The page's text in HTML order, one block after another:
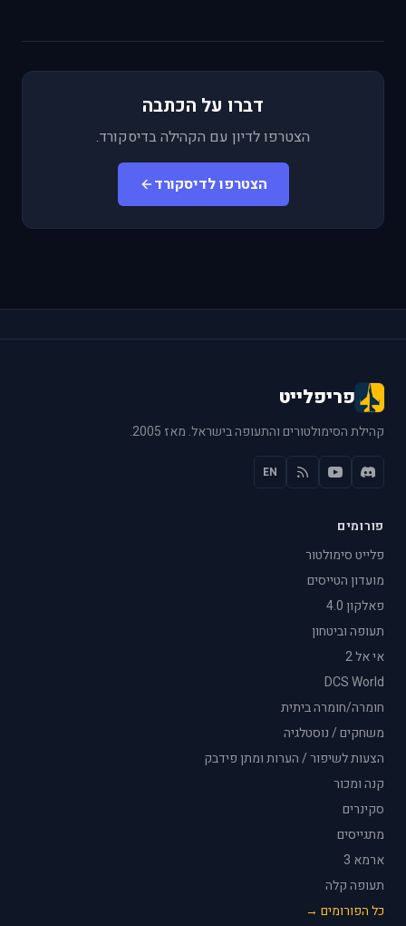
דברו על הכתבה
הצטרפו לדיון עם הקהילה בדיסקורד.
הצטרפו לדיסקורד
פריפלייט
קהילת הסימולטורים והתעופה בישראל. מאז 2005.
EN
פורומים
פלייט סימולטור
מועדון הטייסים
פאלקון 4.0
תעופה וביטחון
אי אל 2
DCS World
חומרה/חומרה ביתית
משחקים / נוסטלגיה
הצעות לשיפור / הערות ומתן פידבק
קנה ומכור
סקינרים
מתגייסים
ארמא 3
תעופה קלה
כל הפורומים →